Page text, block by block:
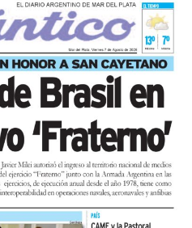
situación de trabajadores y